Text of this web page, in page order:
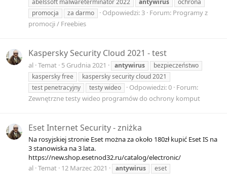
abelssoft malwareterminator 2022 antywirus
ochrona
promocja
za darmo Odpowiedzi: 3 Forum: Programy z
promocji / Freebies
Kaspersky Security Cloud 2021 - test
al Temat 5 Grudnia 2021 antywirus
bezpieczeństwo
kaspersky free
kaspersky security cloud 2021
test penetracyjny
testy wideo Odpowiedzi: 0 Forum:
Zewnętrzne testy wideo programów do ochrony komput
Eset Internet Security - zniżka
Na rosyjskiej stronie Eset można za około 180zł kupić Eset IS na
3 stanowiska na 3 lata.
https://new.shop.esetnod32.ru/catalog/electronic/
al Temat 12 Marzec 2021 antywirus
eset